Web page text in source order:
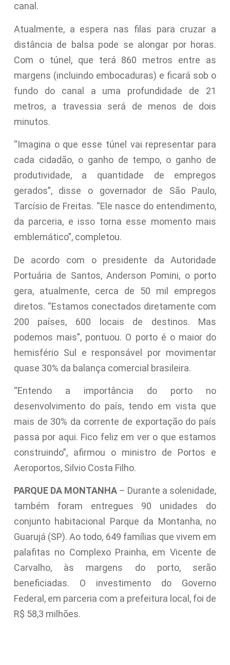
canal.
Atualmente, a espera nas filas para cruzar a
distância de balsa pode se alongar por horas.
Com o túnel, que terá 860 metros entre as
margens (incluindo embocaduras) e ficará sob o
fundo do canal a uma profundidade de 21
metros, a travessia será de menos de dois
minutos.
“Imagina o que esse túnel vai representar para
cada cidadão, o ganho de tempo, o ganho de
produtividade, a quantidade de empregos
gerados”, disse o governador de São Paulo,
Tarcísio de Freitas. “Ele nasce do entendimento,
da parceria, e isso torna esse momento mais
emblemático”, completou.
De acordo com o presidente da Autoridade
Portuária de Santos, Anderson Pomini, o porto
gera, atualmente, cerca de 50 mil empregos
diretos. “Estamos conectados diretamente com
200 países, 600 locais de destinos. Mas
podemos mais”, pontuou. O porto é o maior do
hemisfério Sul e responsável por movimentar
quase 30% da balança comercial brasileira.
“Entendo a importância do porto no
desenvolvimento do país, tendo em vista que
mais de 30% da corrente de exportação do país
passa por aqui. Fico feliz em ver o que estamos
construindo”, afirmou o ministro de Portos e
Aeroportos, Silvio Costa Filho.
PARQUE DA MONTANHA– Durante a solenidade,
também foram entregues 90 unidades do
conjunto habitacional Parque da Montanha, no
Guarujá (SP). Ao todo, 649 famílias que vivem em
palafitas no Complexo Prainha, em Vicente de
Carvalho, às margens do porto, serão
beneficiadas. O investimento do Governo
Federal, em parceria com a prefeitura local, foi de
R$ 58,3 milhões.